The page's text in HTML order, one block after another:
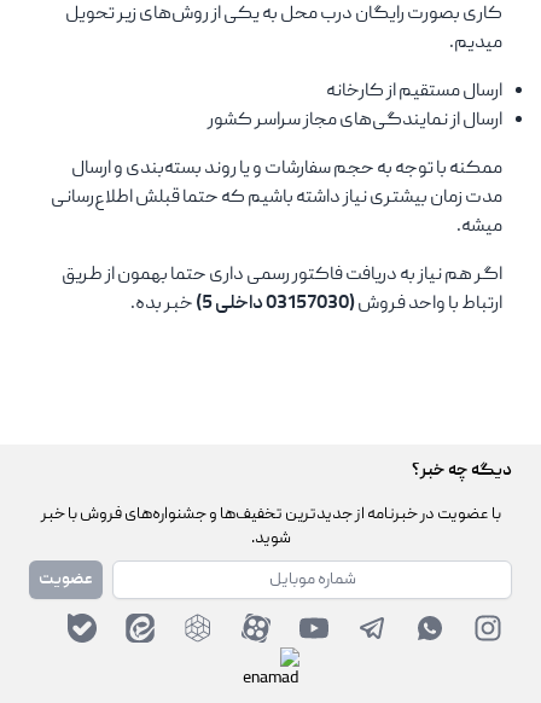
کاری بصورت رایگان درب محل به یکی از روش‌های زیر تحویل
میدیم.
ارسال مستقیم از کارخانه
ارسال از نمایندگی‌های مجاز سراسر کشور
ممکنه با توجه به حجم سفارشات و یا روند بسته‌بندی و ارسال
مدت زمان بیشتری نیاز داشته باشیم که حتما قبلش اطلاع‌رسانی
میشه.
اگر هم نیاز به دریافت فاکتور رسمی داری حتما بهمون از طریق
ارتباط با واحد فروش(03157030 داخلی 5) خبر بده.
دیگه چه خبر؟
با عضویت در خبرنامه از جدیدترین تخفیف‌ها و جشنواره‌های فروش با خبر
شوید.
شماره همراه
عضویت